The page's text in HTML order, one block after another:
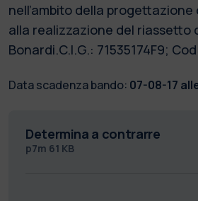
nell’ambito della
alla realizzazione del riassetto
Bonardi.C.I.G.: 71535174F9;
Data scadenza bando: 07-08-17
Determina a contrarre
p7m 61 KB